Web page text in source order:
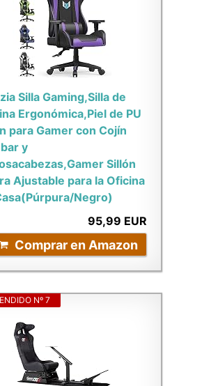
Silla Gaming,Silla de
Ergonómica,Piel de PU
para Gamer con Cojín
y
Sillón
Ajustable para la Oficina
Negro)
95,99 EUR
Comprar en Amazon
Nº 7